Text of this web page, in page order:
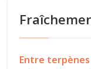
Entre